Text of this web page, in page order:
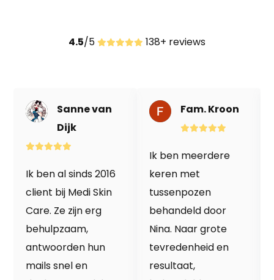
4.5/5 138+ reviews
Sanne van
Dijk
Ik ben al sinds 2016
client bij Medi Skin
Care. Ze zijn erg
behulpzaam,
antwoorden hun
mails snel en
Fam. Kroon
Ik ben meerdere
keren met
tussenpozen
behandeld door
Nina. Naar grote
tevredenheid en
resultaat,